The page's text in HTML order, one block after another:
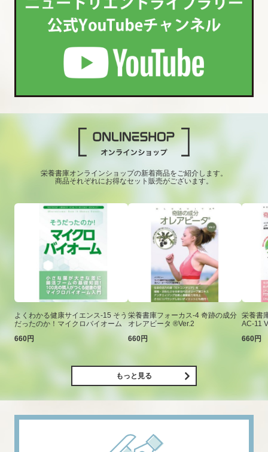
栄養書庫オンラインショップの新着商品をご紹介します。
商品それぞれにお得なセット販売がございます。
よくわかる健康サイエンス-15 そう
だったのか！マイクロバイオーム
660円
栄養書庫フォーカス-4 奇跡の成分
オレアビータ ®Ver.2
660円
栄養書
AC-11
660円
もっと見る